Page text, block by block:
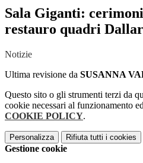
Sala Giganti:
restauro quadri
Notizie
Ultima revisione da SUSANNA
Questo sito o gli strumenti terzi da
cookie necessari al funzionamento
COOKIE POLICY.
Personalizza Rifiuta tutti i cookies
Gestione cookie